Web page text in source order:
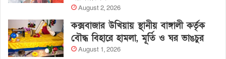
August 2, 2026
কক্সবাজার উখিয়ায় স্থানীয় বাঙ্গালী কর্তৃক
বৌদ্ধ বিহারে হামলা, মূর্তি ও ঘর ভাঙচুর
August 1, 2026